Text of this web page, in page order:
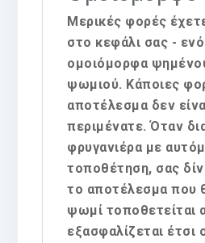
Μερικές φορές
στο κεφάλι σας -
ομοιόμορφα
ψωμιού. Κάποιες
αποτέλεσμα δεν
περιμένατε. Όταν
φρυγανιέρα με
τοποθέτηση, σας
το αποτέλεσμα που
ψωμί τοποθετείται
εξασφαλίζεται έτσι